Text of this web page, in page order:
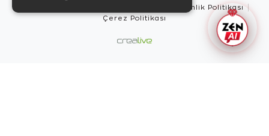
Güvenlik Politikası
Çerez Politikası